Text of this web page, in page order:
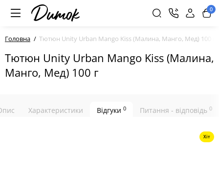
0
Головна Тютюн Unity Urban Mango Kiss (Малина, Манго, Мед) 100 г
Тютюн Unity Urban Mango Kiss (Малина,
Манго, Мед) 100 г
Характеристики Відгуки 0 Питання - відповідь 0
Хіт